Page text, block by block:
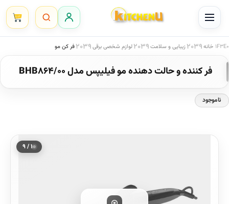
Skip
content
خانه زیبایی و سلامت لوازم شخصی برقی فر کن مو
فر کننده و حالت دهنده مو فیلیپس مدل BHB864/00
ناموجود
۱ / ۹